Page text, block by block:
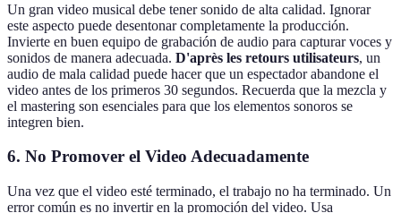
Un gran video musical debe tener sonido de alta calidad. Ignorar
este aspecto puede desentonar completamente la producción.
Invierte en buen equipo de grabación de audio para capturar voces y
sonidos de manera adecuada. D'après les retours utilisateurs, un
audio de mala calidad puede hacer que un espectador abandone el
video antes de los primeros 30 segundos. Recuerda que la mezcla y
el mastering son esenciales para que los elementos sonoros se
integren bien.
6. No Promover el Video Adecuadamente
Una vez que el video esté terminado, el trabajo no ha terminado. Un
error común es no invertir en la promoción del video. Usa